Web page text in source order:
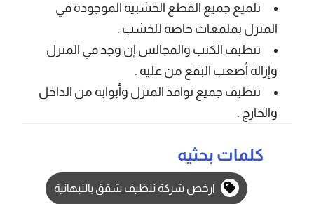
تلميع جميع القطع الخشبية الموجودة في
المنزل بملمعات خاصة للخشب .
تنظيف الكنب والمجالس إن وجد في المنزل
وإزالة أصعب البقع من عليه .
تنظيف جميع نوافذ المنزل وأبوابه من الداخل
والخارج .
كلمات بحثيه
ارخص شركة تنظيف شقق بالنبهانية